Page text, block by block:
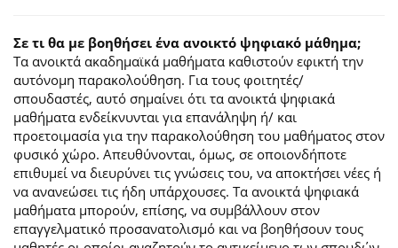
Σε τι θα με βοηθήσει ένα ανοικτό ψηφιακό μάθημα;
Τα ανοικτά ακαδημαϊκά μαθήματα καθιστούν εφικτή την
αυτόνομη παρακολούθηση. Για τους φοιτητές/
σπουδαστές, αυτό σημαίνει ότι τα ανοικτά ψηφιακά
μαθήματα ενδείκνυνται για επανάληψη ή/ και
προετοιμασία για την παρακολούθηση του μαθήματος στον
φυσικό χώρο. Απευθύνονται, όμως, σε οποιονδήποτε
επιθυμεί να διευρύνει τις γνώσεις του, να αποκτήσει νέες ή
να ανανεώσει τις ήδη υπάρχουσες. Τα ανοικτά ψηφιακά
μαθήματα μπορούν, επίσης, να συμβάλλουν στον
επαγγελματικό προσανατολισμό και να βοηθήσουν τους